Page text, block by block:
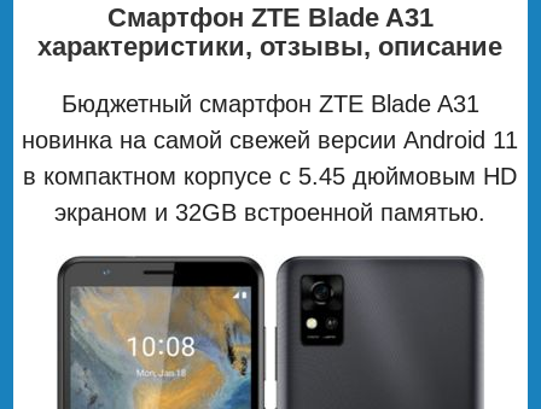
Смартфон ZTE Blade A31
характеристики, отзывы, описание
Бюджетный смартфон ZTE Blade A31
новинка на самой свежей версии Android 11
в компактном корпусе с 5.45 дюймовым HD
экраном и 32GB встроенной памятью.